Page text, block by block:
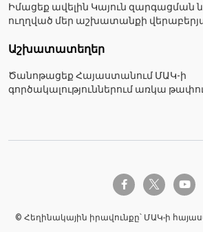
Իմացեք ավելին Կայուն
ուղղված մեր աշխատանքի
Աշխատատեղեր
Ծանոթացեք Հայաստանում ՄԱԿ-ի
գործակալություններում առկա
facebook-ftwitter-x youtube
© Հեղինակային իրավունքը՝ ՄԱԿ-ի